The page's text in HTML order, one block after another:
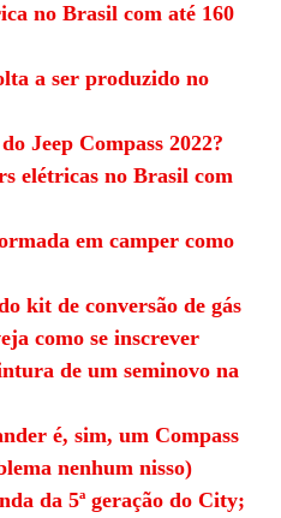
no Brasil com até 160
a ser produzido no
Jeep Compass 2022?
elétricas no Brasil com
em camper como
kit de conversão de gás
como se inscrever
de um seminovo na
é, sim, um Compass
nenhum nisso)
da 5ª geração do City;